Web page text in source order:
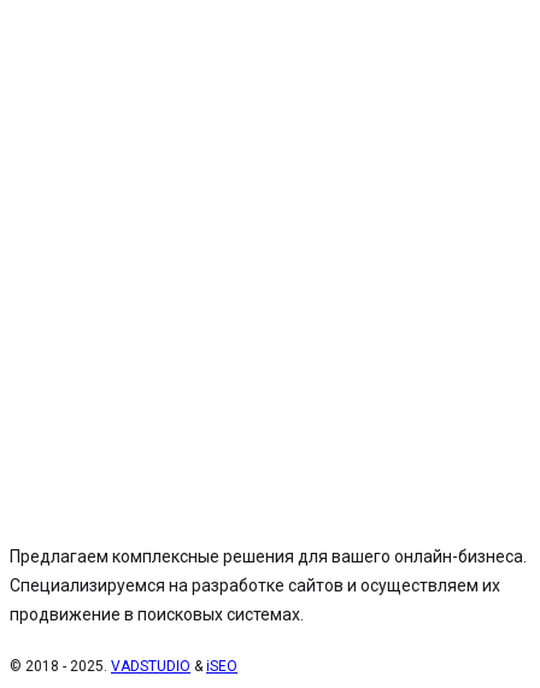
Предлагаем комплексные решения для вашего онлайн-бизнеса.
Специализируемся на разработке сайтов и осуществляем их
продвижение в поисковых системах.
© 2018 - 2025. VADSTUDIO & iSEO